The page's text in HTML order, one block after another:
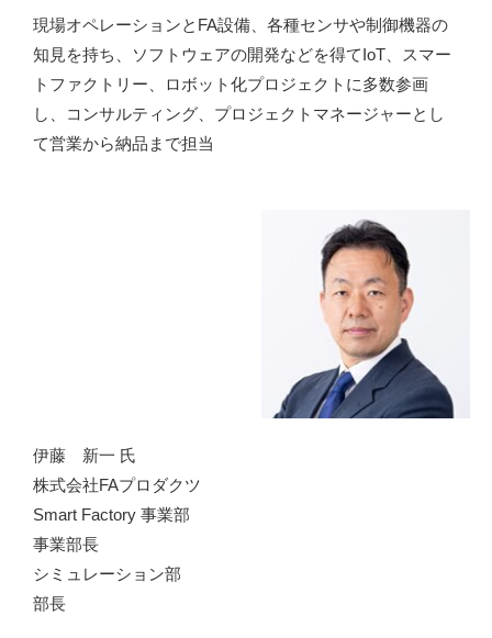
現場オペレーションとFA設備、各種センサや制御機器の
知見を持ち、ソフトウェアの開発などを得てIoT、スマー
トファクトリー、ロボット化プロジェクトに多数参画
し、コンサルティング、プロジェクトマネージャーとし
て営業から納品まで担当
伊藤 新一 氏
株式会社FAプロダクツ
Smart Factory 事業部
事業部長
シミュレーション部
部長